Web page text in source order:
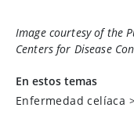
Image courtesy of the
Centers for Disease
En estos temas
Enfermedad celíaca